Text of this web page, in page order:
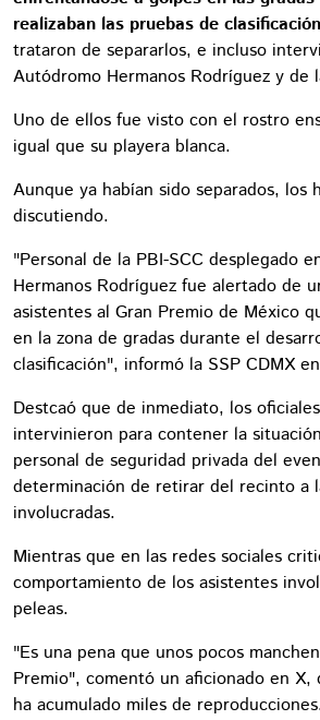
realizaban las pruebas de
trataron de separarlos, e incluso
Autódromo Hermanos Rodríguez y de
Uno de ellos fue visto con el rostro
igual que su playera blanca.
Aunque ya habían sido separados, los
discutiendo.
"Personal de la PBI-SCC desplegado
Hermanos Rodríguez fue alertado de
asistentes al Gran Premio de México
en la zona de gradas durante el
clasificación", informó la SSP CDMX
Destcaó que de inmediato, los
intervinieron para contener la
personal de seguridad privada del
determinación de retirar del recinto a
involucradas.
Mientras que en las redes sociales
comportamiento de los asistentes
peleas.
"Es una pena que unos pocos
Premio", comentó un aficionado en X,
ha acumulado miles de